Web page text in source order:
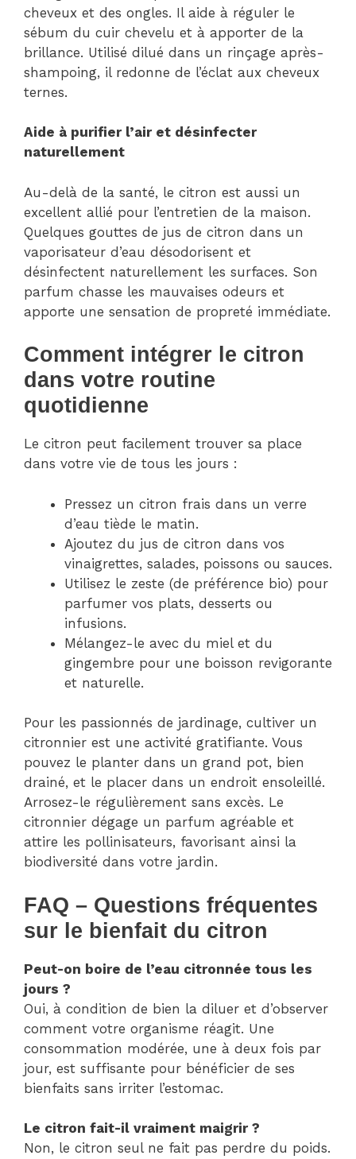
cheveux et des ongles. Il aide à réguler le
sébum du cuir chevelu et à apporter de la
brillance. Utilisé dilué dans un rinçage après-
shampoing, il redonne de l’éclat aux cheveux
ternes.
Aide à purifier l’air et désinfecter
naturellement
Au-delà de la santé, le citron est aussi un
excellent allié pour l’entretien de la maison.
Quelques gouttes de jus de citron dans un
vaporisateur d’eau désodorisent et
désinfectent naturellement les surfaces. Son
parfum chasse les mauvaises odeurs et
apporte une sensation de propreté immédiate.
Comment intégrer le citron
dans votre routine
quotidienne
Le citron peut facilement trouver sa place
dans votre vie de tous les jours :
Pressez un citron frais dans un verre
d’eau tiède le matin.
Ajoutez du jus de citron dans vos
vinaigrettes, salades, poissons ou sauces.
Utilisez le zeste (de préférence bio) pour
parfumer vos plats, desserts ou
infusions.
Mélangez-le avec du miel et du
gingembre pour une boisson revigorante
et naturelle.
Pour les passionnés de jardinage, cultiver un
citronnier est une activité gratifiante. Vous
pouvez le planter dans un grand pot, bien
drainé, et le placer dans un endroit ensoleillé.
Arrosez-le régulièrement sans excès. Le
citronnier dégage un parfum agréable et
attire les pollinisateurs, favorisant ainsi la
biodiversité dans votre jardin.
FAQ – Questions fréquentes
sur le bienfait du citron
Peut-on boire de l’eau citronnée tous les
jours ?
Oui, à condition de bien la diluer et d’observer
comment votre organisme réagit. Une
consommation modérée, une à deux fois par
jour, est suffisante pour bénéficier de ses
bienfaits sans irriter l’estomac.
Le citron fait-il vraiment maigrir ?
Non, le citron seul ne fait pas perdre du poids.